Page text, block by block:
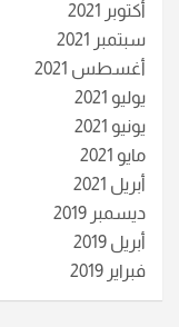
أكتوبر 2021
سبتمبر 2021
أغسطس 2021
يوليو 2021
يونيو 2021
مايو 2021
أبريل 2021
ديسمبر 2019
أبريل 2019
فبراير 2019